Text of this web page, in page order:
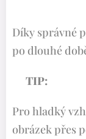
Díky správné
po dlouhé
✨TIP:
Pro hladký
obrázek přes